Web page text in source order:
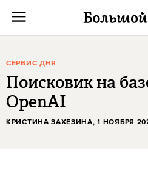
СЕРВИС ДНЯ
Поисковик на
OpenAI
КРИСТИНА ЗАХЕЗИНА, 1 НОЯБРЯ